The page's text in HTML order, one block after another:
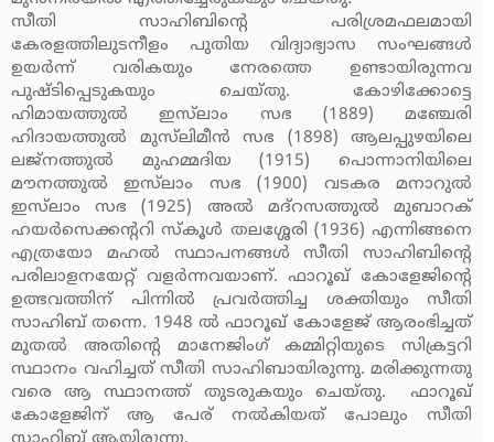
സീതി സാഹിബിന്റെ പരിശ്രമഫലമായി
കേരളത്തിലുടനീളം പുതിയ വിദ്യാഭ്യാസ സംഘങ്ങള്‍
ഉയര്‍ന്ന് വരികയും നേരത്തെ ഉണ്ടായിരുന്നവ
പുഷ്ടിപ്പെടുകയും ചെയ്തു. കോഴിക്കോട്ടെ
ഹിമായത്തുല്‍ ഇസ്‌ലാം സഭ (1889) മഞ്ചേരി
ഹിദായത്തുല്‍ മുസ്‌ലിമീന്‍ സഭ (1898) ആലപ്പുഴയിലെ
ലജ്‌നത്തുല്‍ മുഹമ്മദിയ (1915) പൊന്നാനിയിലെ
മൗനത്തുല്‍ ഇസ്‌ലാം സഭ (1900) വടകര മനാറുല്‍
ഇസ്‌ലാം സഭ (1925) അല്‍ മദ്‌റസത്തുല്‍ മുബാറക്
ഹയര്‍സെക്കന്ററി സ്‌കൂള്‍ തലശ്ശേരി (1936) എന്നിങ്ങനെ
എത്രയോ മഹല്‍ സ്ഥാപനങ്ങള്‍ സീതി സാഹിബിന്റെ
പരിലാളനയേറ്റ് വളര്‍ന്നവയാണ്. ഫാറൂഖ് കോളേജിന്റെ
ഉത്ഭവത്തിന് പിന്നില്‍ പ്രവര്‍ത്തിച്ച ശക്തിയും സീതി
സാഹിബ് തന്നെ. 1948 ല്‍ ഫാറൂഖ് കോളേജ് ആരംഭിച്ചത്
മുതല്‍ അതിന്റെ മാനേജിംഗ് കമ്മിറ്റിയുടെ സിക്രട്ടറി
സ്ഥാനം വഹിച്ചത് സീതി സാഹിബായിരുന്നു. മരിക്കുന്നതു
വരെ ആ സ്ഥാനത്ത് തുടരുകയും ചെയ്തു. ഫാറൂഖ്
കോളേജിന് ആ പേര് നല്‍കിയത് പോലും സീതി